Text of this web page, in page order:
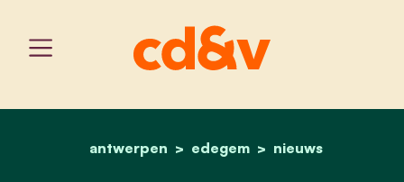
home
antwerpen edegem nieuws
edegem breidt zone 30